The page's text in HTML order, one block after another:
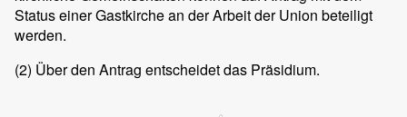
Status einer Gastkirche an der Arbeit der Union beteiligt
werden.
(2) Über den Antrag entscheidet das Präsidium.